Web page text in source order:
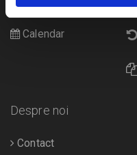
Diverse
Calendar
Despre noi
Contact